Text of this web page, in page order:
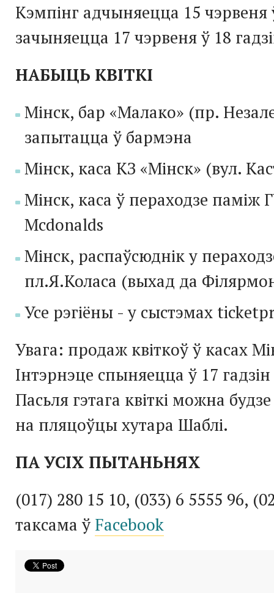
Кэмпінг адчыняецца 15 чэрвеня
зачыняецца 17 чэрвеня ў 18
НАБЫЦЬ КВІТКІ
Мінск, бар «Малако» (пр.
запытацца ў бармэна
Мінск, каса КЗ «Мінск» (вул.
Мінск, каса ў пераходзе паміж
Mcdonalds
Мінск, распаўсюднік у
пл.Я.Коласа (выхад да
Усе рэгіёны - у сыстэмах
Увага: продаж квіткоў ў касах
Інтэрнэце спыняецца ў 17
Пасьля гэтага квіткі можна
на пляцоўцы хутара Шаблі.
ПА УСІХ ПЫТАНЬНЯХ
(017) 280 15 10, (033) 6 5555 96, (0
таксама ў Facebook